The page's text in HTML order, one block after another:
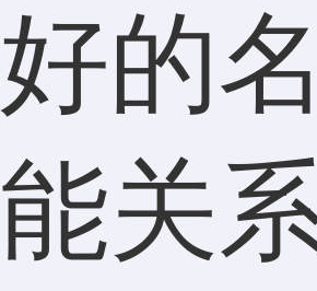
好的
能关